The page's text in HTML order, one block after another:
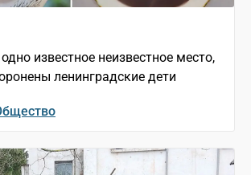
известное неизвестное место,
ленинградские дети